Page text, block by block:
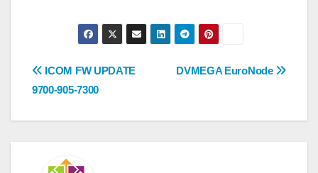
Navegación
DVMEGA EuroNode
ICOM FW UPDATE
9700-905-7300